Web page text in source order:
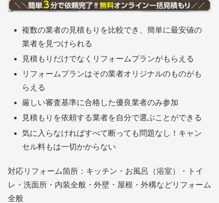
複数の業者の見積もりを比較でき、簡単に最安値の
業者を見つけられる
見積もりだけでなくリフォームプランがもらえる
リフォームプランはその業者オリジナルのものがも
らえる
厳しい審査基準に合格した優良業者のみ参加
見積もりを依頼する業者を自分で選ぶことができる
気に入らなければすべて断っても問題なし！キャン
セル料もは一切かからない
対応リフォーム箇所：キッチン・お風呂（浴室）・トイ
レ・洗面所・内装全般・外壁・屋根・外構などリフォーム
全般